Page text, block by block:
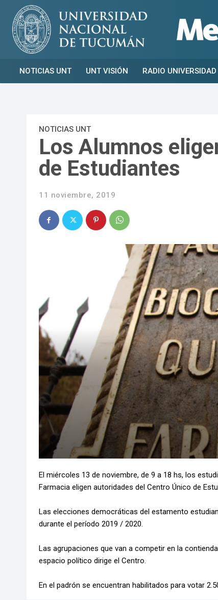
NOTICIAS UNT UNT VISIÓN RADIO UNIVERSIDAD
NOTICIAS UNT
Los Alumnos
de Estudiantes
11 noviembre, 2019
El miércoles 13 de noviembre, de 9 a 18 hs, los
Farmacia eligen autoridades del Centro Único de
Las elecciones democráticas del estamento
durante el período 2019 / 2020.
Las agrupaciones que van a competir en la
espacio político dirige el Centro.
En el padrón se encuentran habilitados para votar